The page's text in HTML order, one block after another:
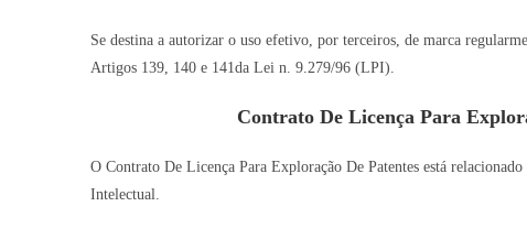
Se destina a autorizar o uso efetivo, por terceiros, de marca
Artigos 139, 140 e 141da Lei n. 9.279/96 (LPI).
Contrato De Licença Para
O Contrato De Licença Para Exploração De Patentes está
Intelectual.